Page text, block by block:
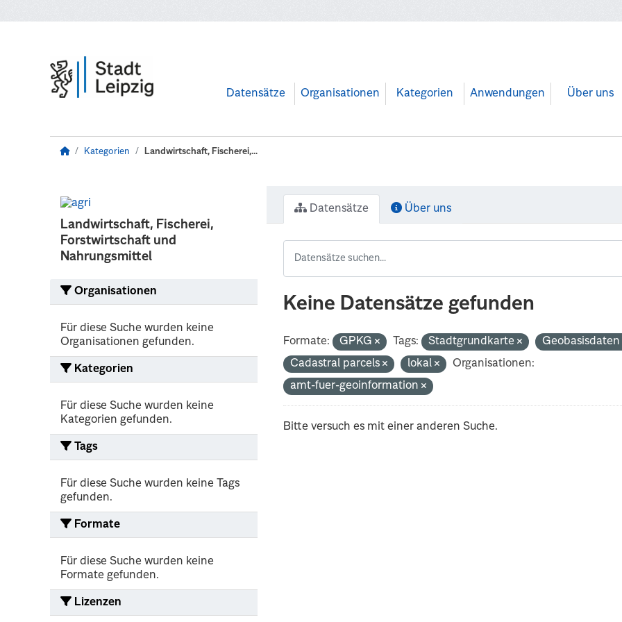
Datensätze Organisationen Kategorien Anwendungen Über uns
Kategorien Landwirtschaft, Fischerei,...
Landwirtschaft, Fischerei,
Forstwirtschaft und
Nahrungsmittel
Organisationen
Für diese Suche wurden keine
Organisationen gefunden.
Kategorien
Für diese Suche wurden keine
Kategorien gefunden.
Tags
Für diese Suche wurden keine Tags
gefunden.
Formate
Für diese Suche wurden keine
Formate gefunden.
Lizenzen
Datensätze Über uns
Keine Datensätze gefunden
Formate: GPKG Tags: Stadtgrundkarte
Cadastral parcels
lokal
Organisationen:
amt-fuer-geoinformation
Bitte versuch es mit einer anderen Suche.